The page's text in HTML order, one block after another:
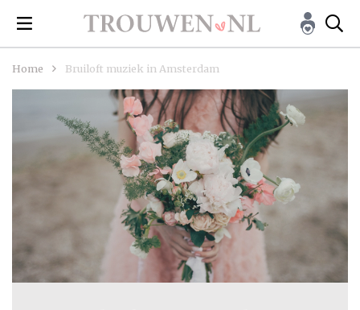
Home Bruiloft muziek in Amsterdam